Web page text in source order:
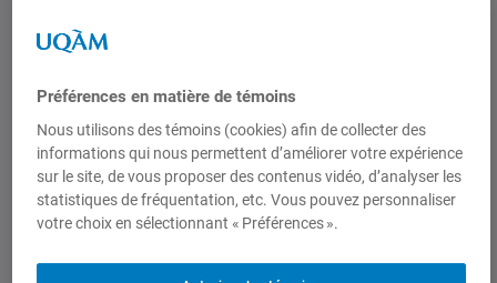
contemporain des missions de paix des
cadre juridique, mandats, missions,
contingents militaires, police civile,
composantes humanitaires, électorales,
civiles, de droit humain et consolidation
de la paix. Sera aussi étudiée l’évolution
membres permanents du conseil de
Préférences en matière de témoins
Nous utilisons des témoins (cookies) afin de collecter des
informations qui nous permettent d’améliorer votre expérience
sur le site, de vous proposer des contenus vidéo, d’analyser les
statistiques de fréquentation, etc. Vous pouvez personnaliser
votre choix en sélectionnant « Préférences ».